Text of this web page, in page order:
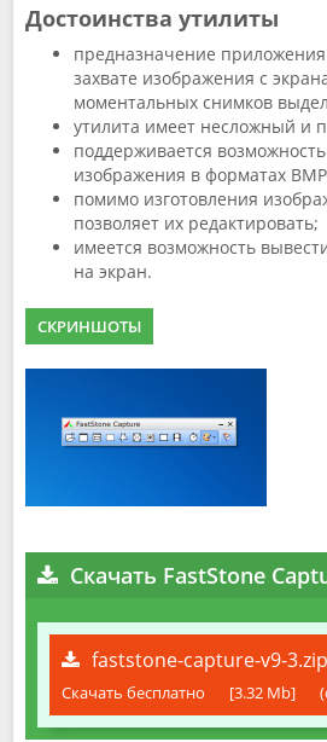
Достоинства утилиты
предназначение
захвате изображения с
моментальных снимков
утилита имеет несложный и
поддерживается
изображения в форматах BMP,
помимо изготовления
позволяет их редактировать;
имеется возможность
на экран.
СКРИНШОТЫ
Скачать FastStone
faststone-capture-v9-3.zip
Скачать бесплатно [3.32 Mb]